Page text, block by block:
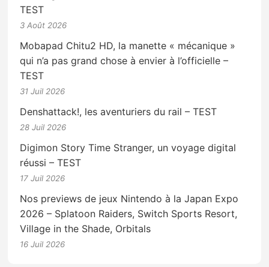
TEST
3 Août 2026
Mobapad Chitu2 HD, la manette « mécanique »
qui n’a pas grand chose à envier à l’officielle –
TEST
31 Juil 2026
Denshattack!, les aventuriers du rail – TEST
28 Juil 2026
Digimon Story Time Stranger, un voyage digital
réussi – TEST
17 Juil 2026
Nos previews de jeux Nintendo à la Japan Expo
2026 – Splatoon Raiders, Switch Sports Resort,
Village in the Shade, Orbitals
16 Juil 2026